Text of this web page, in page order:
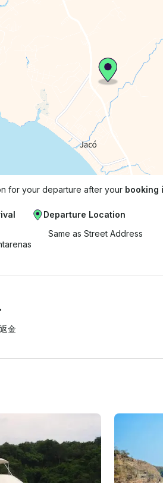
for your departure after your booking
Departure Location
Same as Street Address
金